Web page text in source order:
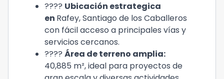
????️ Ubicación estrategica
en Rafey, Santiago de los Caballeros
con fácil acceso a principales vías y
servicios cercanos.
???? Área de terreno amplia:
40,885 m², ideal para proyectos de